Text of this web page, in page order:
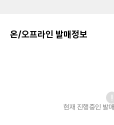
온/오프라인 발매정보
현재 진행중인 발매